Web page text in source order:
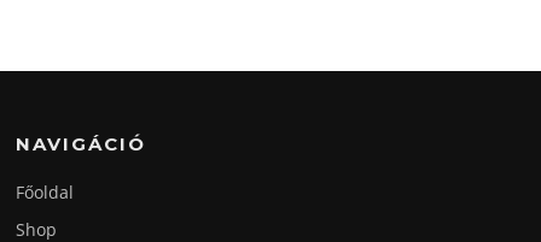
NAVIGÁCIÓ
Főoldal
Shop